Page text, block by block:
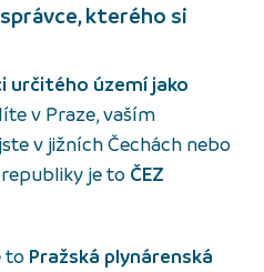
kterého si
určitého území jako
v Praze, vaším
v jižních Čechách nebo
je to ČEZ
to Pražská plynárenská